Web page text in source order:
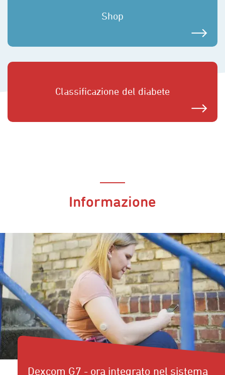
Shop
Classificazione del diabete
Informazione
Dexcom G7 - ora integrato nel sistema